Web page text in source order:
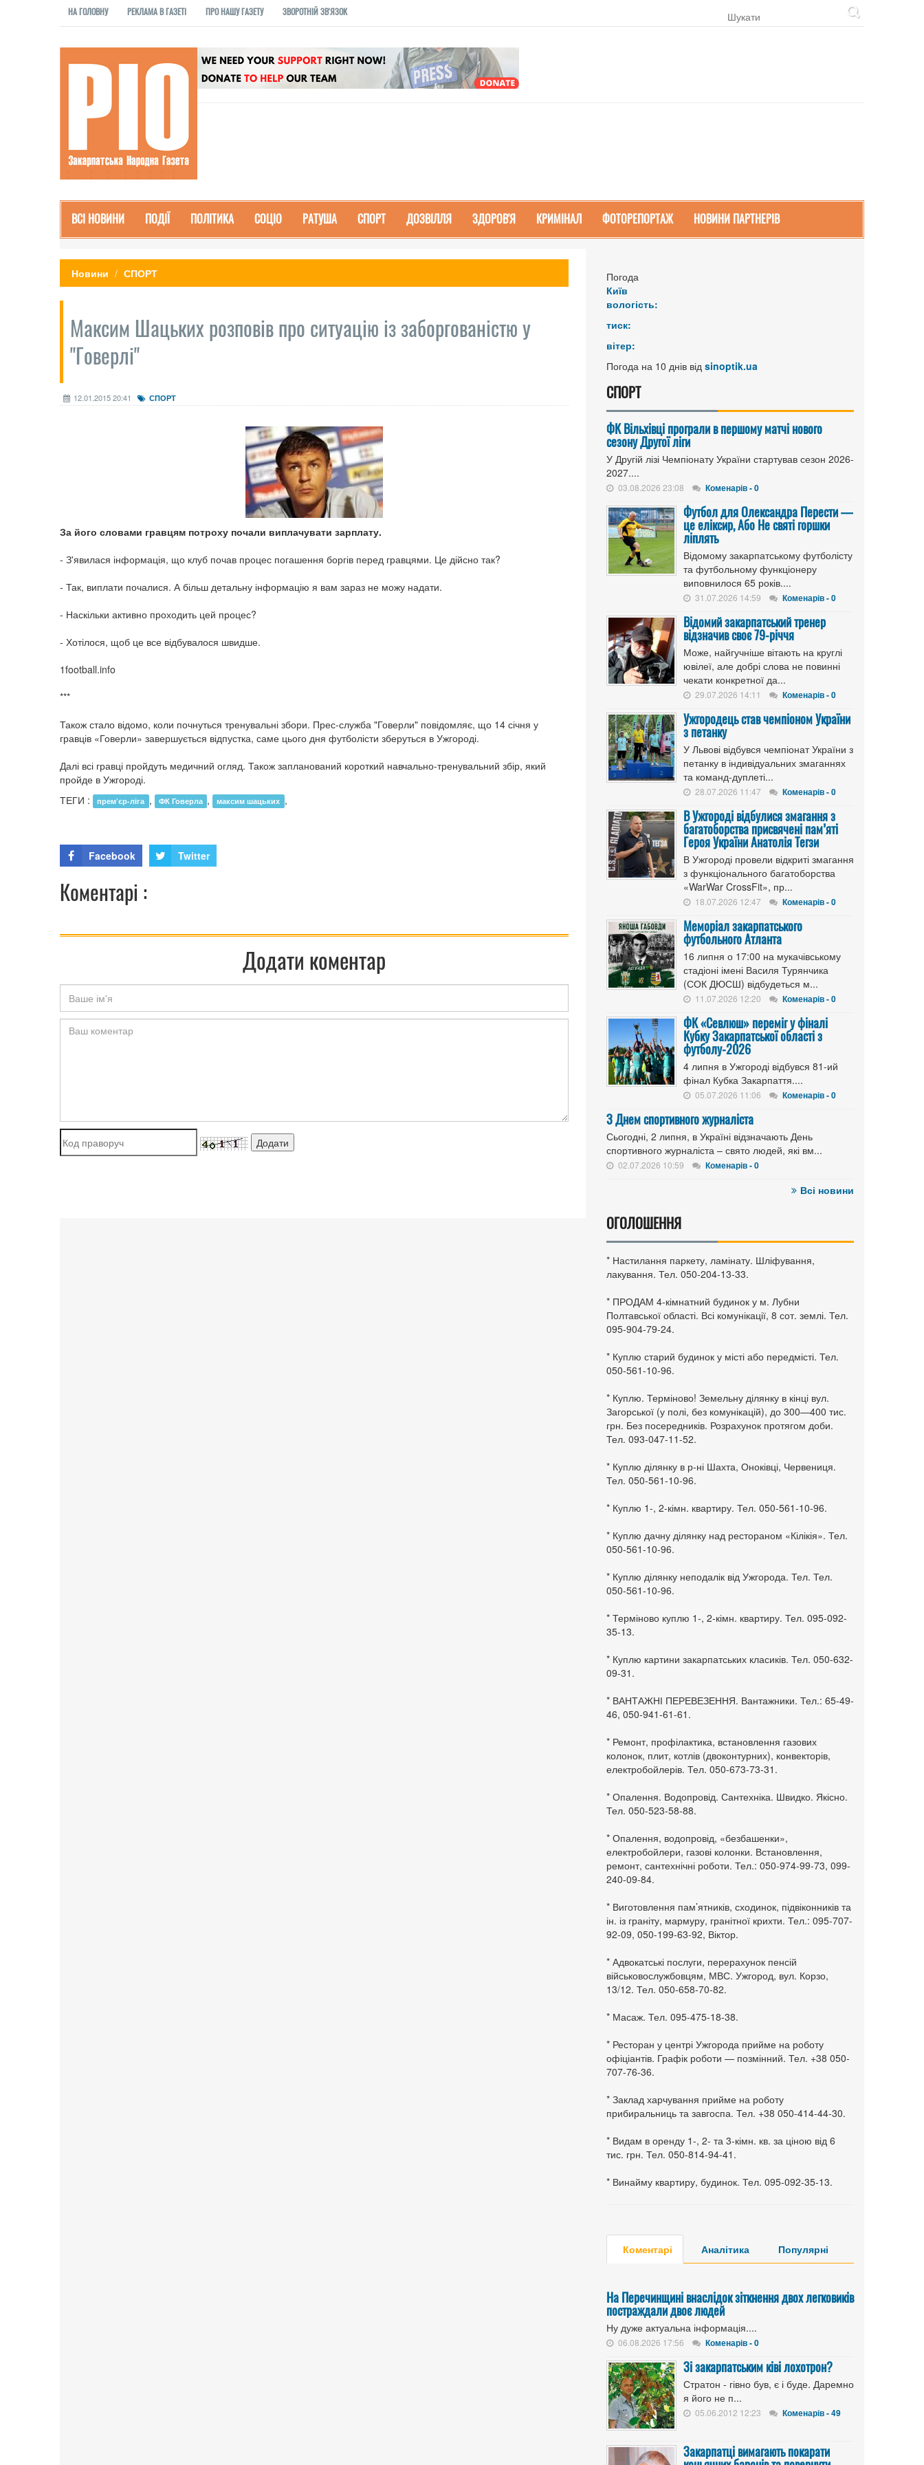
НА ГОЛОВНУ РЕКЛАМА В ГАЗЕТІ ПРО НАШУ ГАЗЕТУ ЗВОРОТНІЙ ЗВ'ЯЗОК
ВСІ НОВИНИ ПОДІЇ ПОЛІТИКА СОЦІО РАТУША СПОРТ ДОЗВІЛЛЯ ЗДОРОВ'Я КРИМІНАЛ ФОТОРЕПОРТАЖ НОВИНИ ПАРТНЕРІВ
Новини СПОРТ
Максим Шацьких розповів про ситуацію із заборгованістю у
"Говерлі"
12.01.2015 20:41 СПОРТ
За його словами гравцям потроху почали виплачувати зарплату.
- З'явилася інформація, що клуб почав процес погашення боргів перед гравцями. Це дійсно так?
- Так, виплати почалися. А більш детальну інформацію я вам зараз не можу надати.
- Наскільки активно проходить цей процес?
- Хотілося, щоб це все відбувалося швидше.
1football.info
***
Також стало відомо, коли почнуться тренувальні збори. Прес-служба "Говерли" повідомляє, що 14 січня у
гравців «Говерли» завершується відпустка, саме цього дня футболісти зберуться в Ужгороді.
Далі всі гравці пройдуть медичний огляд. Також запланований короткий навчально-тренувальний збір, який
пройде в Ужгороді.
ТЕГИ :
прем’єр-ліга , ФК Говерла , максим шацьких ,
Facebook Twitter
Коментарі :
Додати коментар
Погода
Київ
вологість:
тиск:
вітер:
Погода на 10 днів від sinoptik.ua
СПОРТ
ФК Вільхівці програли в першому матчі нового
сезону Другої ліги
У Другій лізі Чемпіонату України стартував сезон 2026-
2027....
03.08.2026 23:08 Коменарів - 0
Футбол для Олександра Перести —
це еліксир, Або Не святі горшки
ліплять
Відомому закарпатському футболісту
та футбольному функціонеру
виповнилося 65 років....
31.07.2026 14:59 Коменарів - 0
Відомий закарпатський тренер
відзначив своє 79-річчя
Може, найгучніше вітають на круглі
ювілеї, але добрі слова не повинні
чекати конкретної да...
29.07.2026 14:11 Коменарів - 0
Ужгородець став чемпіоном України
з петанку
У Львові відбувся чемпіонат України з
петанку в індивідуальних змаганнях
та команд-дуплеті...
28.07.2026 11:47 Коменарів - 0
В Ужгороді відбулися змагання з
багатоборства присвячені пам’яті
Героя України Анатолія Тегзи
В Ужгороді провели відкриті змагання
з функціонального багатоборства
«WarWar CrossFit», пр...
18.07.2026 12:47 Коменарів - 0
Меморіал закарпатського
футбольного Атланта
16 липня о 17:00 на мукачівському
стадіоні імені Василя Турянчика
(СОК ДЮСШ) відбудеться м...
11.07.2026 12:20 Коменарів - 0
ФК «Севлюш» переміг у фіналі
Кубку Закарпатської області з
футболу-2026
4 липня в Ужгороді відбувся 81-ий
фінал Кубка Закарпаття....
05.07.2026 11:06 Коменарів - 0
З Днем спортивного журналіста
Сьогодні, 2 липня, в Україні відзначають День
спортивного журналіста – свято людей, які вм...
02.07.2026 10:59 Коменарів - 0
Всі новини
ОГОЛОШЕННЯ
* Настилання паркету, ламінату. Шліфування,
лакування. Тел. 050-204-13-33.
* ПРОДАМ 4-кімнатний будинок у м. Лубни
Полтавської області. Всі комунікації, 8 сот. землі. Тел.
095-904-79-24.
* Куплю старий будинок у місті або передмісті. Тел.
050-561-10-96.
* Куплю. Терміново! Земельну ділянку в кінці вул.
Загорської (у полі, без комунікацій), до 300—400 тис.
грн. Без посередників. Розрахунок протягом доби.
Тел. 093-047-11-52.
* Куплю ділянку в р-ні Шахта, Оноківці, Червениця.
Тел. 050-561-10-96.
* Куплю 1-, 2-кімн. квартиру. Тел. 050-561-10-96.
* Куплю дачну ділянку над рестораном «Кілікія». Тел.
050-561-10-96.
* Куплю ділянку неподалік від Ужгорода. Тел. Тел.
050-561-10-96.
* Терміново куплю 1-, 2-кімн. квартиру. Тел. 095-092-
35-13.
* Куплю картини закарпатських класиків. Тел. 050-632-
09-31.
* ВАНТАЖНІ ПЕРЕВЕЗЕННЯ. Вантажники. Тел.: 65-49-
46, 050-941-61-61.
* Ремонт, профілактика, встановлення газових
колонок, плит, котлів (двоконтурних), конвекторів,
електробойлерів. Тел. 050-673-73-31.
* Опалення. Водопровід. Сантехніка. Швидко. Якісно.
Тел. 050-523-58-88.
* Опалення, водопровід, «безбашенки»,
електробойлери, газові колонки. Встановлення,
ремонт, сантехнічні роботи. Тел.: 050-974-99-73, 099-
240-09-84.
* Виготовлення пам’ятників, сходинок, підвіконників та
ін. із граніту, мармуру, гранітної крихти. Тел.: 095-707-
92-09, 050-199-63-92, Віктор.
* Адвокатські послуги, перерахунок пенсій
військовослужбовцям, МВС. Ужгород, вул. Корзо,
13/12. Тел. 050-658-70-82.
* Масаж. Тел. 095-475-18-38.
* Ресторан у центрі Ужгорода прийме на роботу
офіціантів. Графік роботи — позмінний. Тел. +38 050-
707-76-36.
* Заклад харчування прийме на роботу
прибиральниць та завгоспа. Тел. +38 050-414-44-30.
* Видам в оренду 1-, 2- та 3-кімн. кв. за ціною від 6
тис. грн. Тел. 050-814-94-41.
* Винайму квартиру, будинок. Тел. 095-092-35-13.
Коментарі Аналітика Популярні
На Перечинщині внаслідок зіткнення двох легковиків
постраждали двоє людей
Ну дуже актуальна інформація....
06.08.2026 17:56 Коменарів - 0
Зі закарпатським ківі лохотрон?
Стратон - гівно був, є і буде. Даремно
я його не п...
05.06.2012 12:23 Коменарів - 49
Закарпатці вимагають покарати